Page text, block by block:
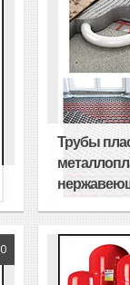
Трубы